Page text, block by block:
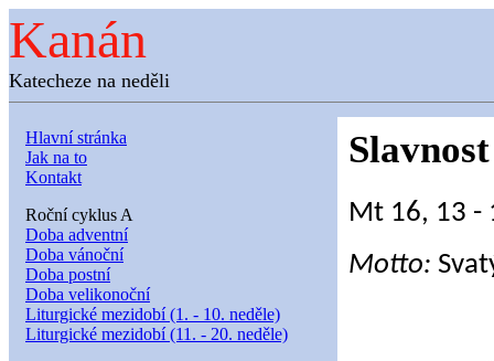
Kanán
Katecheze na neděli
Hlavní stránka
Jak na to
Kontakt
Roční cyklus A
Doba adventní
Doba vánoční
Doba postní
Doba velikonoční
Liturgické mezidobí (1. - 10. neděle)
Liturgické mezidobí (11. - 20. neděle)
Mt 16, 13 -
Motto: